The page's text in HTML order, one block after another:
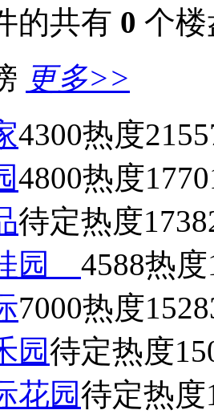
的共有 0 个楼
更多>>
4300热度
4800热度
待定热度
园 4588热度
7000热度
园待定热度
花园待定热度